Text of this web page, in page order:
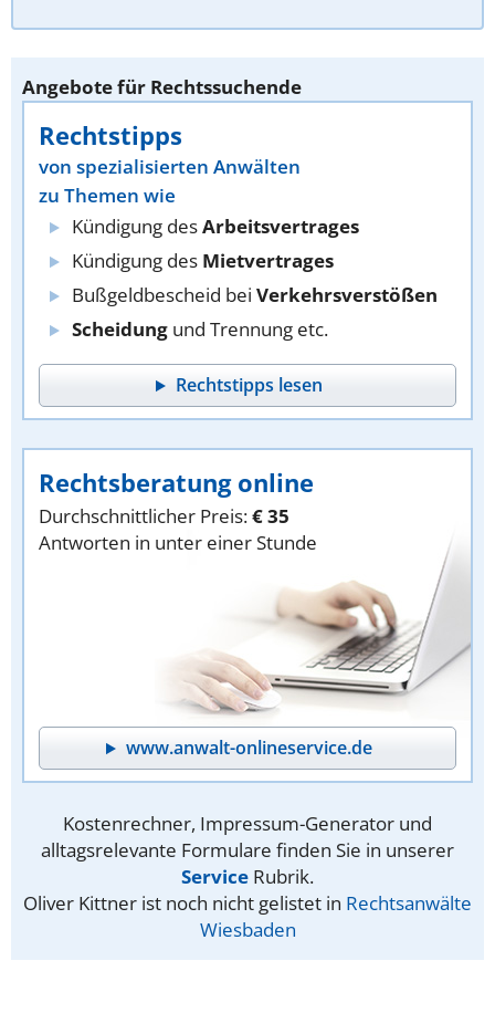
Angebote für Rechtssuchende
Rechtstipps
von spezialisierten Anwälten
zu Themen wie
Kündigung desArbeitsvertrages
Kündigung des Mietvertrages
Bußgeldbescheid bei Verkehrsverstößen
Scheidung und Trennung etc.
Rechtstipps lesen
Rechtsberatung online
Durchschnittlicher Preis:€ 35
Antworten in unter einer Stunde
www.anwalt-onlineservice.de
Kostenrechner, Impressum-Generator und
alltagsrelevante Formulare finden Sie in unserer
Service Rubrik.
Oliver Kittner ist noch nicht gelistet in Rechtsanwälte
Wiesbaden